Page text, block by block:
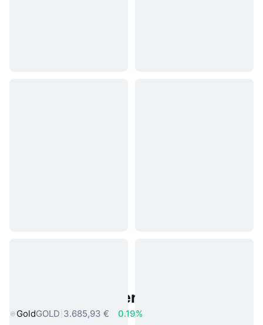
Beliebte reale Vermögenswerte
GoldGOLD 3.685,93 €
0.19%